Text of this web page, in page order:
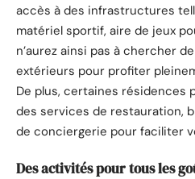
accès à des infrastructures
matériel sportif, aire de jeux
n’aurez ainsi pas à chercher
extérieurs pour profiter
De plus, certaines résidences
des services de restauration,
de conciergerie pour faciliter
Des activités pour tous les